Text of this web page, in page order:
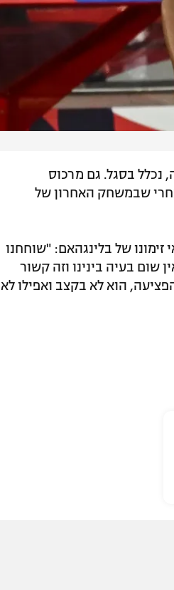
נכלל בסגל. גם מרכוס
שבמשחק האחרון של
של בלינגהאם: "שוחחנו
שום בעיה בינינו וזה קשור
רק 100 דקות מאז שחזר מהפציעה, הוא לא בקצב ואפילו לא